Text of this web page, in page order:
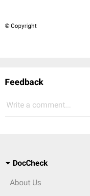
© Copyright
Feedback
Write a comment...
DocCheck
About Us